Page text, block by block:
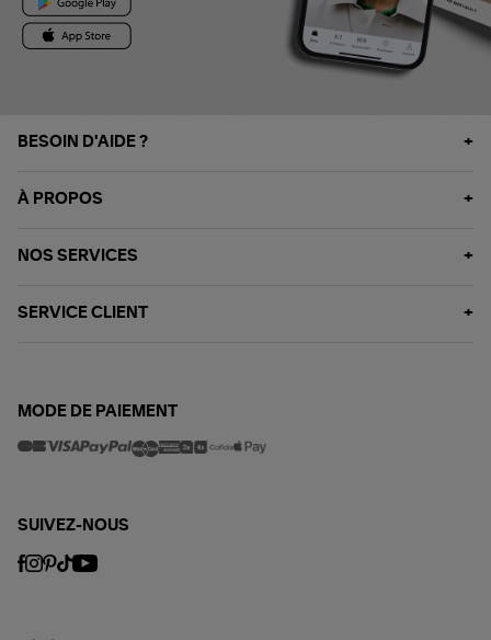
BESOIN D'AIDE ?
À PROPOS
NOS SERVICES
SERVICE CLIENT
MODE DE PAIEMENT
SUIVEZ-NOUS